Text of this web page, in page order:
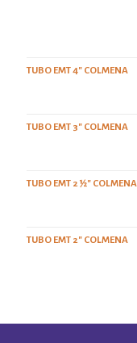
TUBO EMT 4" COLMENA
TUBO EMT 3" COLMENA
TUBO EMT 2 ½" COLMENA
TUBO EMT 2" COLMENA